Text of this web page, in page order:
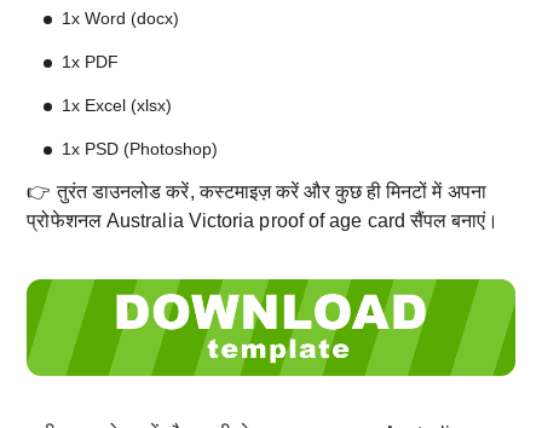
1x Word (docx)
1x PDF
1x Excel (xlsx)
1x PSD (Photoshop)
👉 तुरंत डाउनलोड करें, कस्टमाइज़ करें और कुछ ही मिनटों में अपना
प्रोफेशनल Australia Victoria proof of age card सैंपल बनाएं।